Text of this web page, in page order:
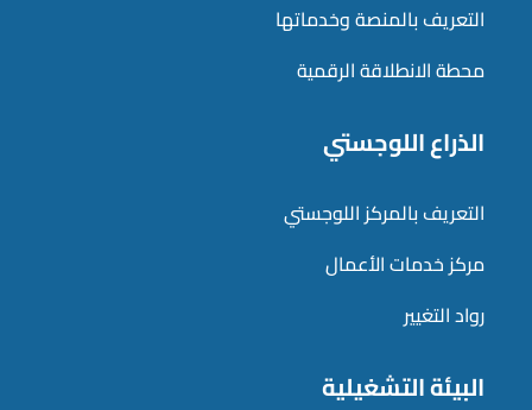
التعريف بالمنصة وخدماتها
محطة الانطلاقة الرقمية
الذراع اللوجستي
التعريف بالمركز اللوجستي
مركز خدمات الأعمال
رواد التغيير
البيئة التشغيلية